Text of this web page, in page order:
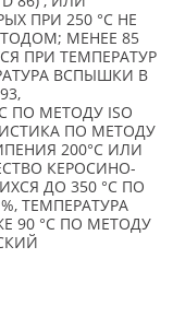
ПРИ 250 °С НЕ
МЕНЕЕ 85
ПРИ ТЕМПЕРАТУР
ВСПЫШКИ В
ПО МЕТОДУ ISO
ПО МЕТОДУ
200°С ИЛИ
КЕРОСИНО-
ДО 350 °С ПО
ТЕМПЕРАТУРА
90 °С ПО МЕТОДУ